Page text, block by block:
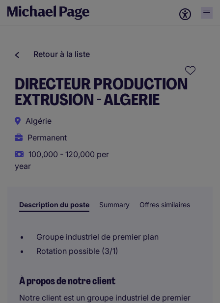
Retour à la liste
DIRECTEUR PRODUCTION
EXTRUSION - ALGERIE
Algérie
Permanent
100,000 - 120,000 per
year
Description du poste Summary Offres similaires
Groupe industriel de premier plan
Rotation possible (3/1)
À propos de notre client
Notre client est un groupe industriel de premier